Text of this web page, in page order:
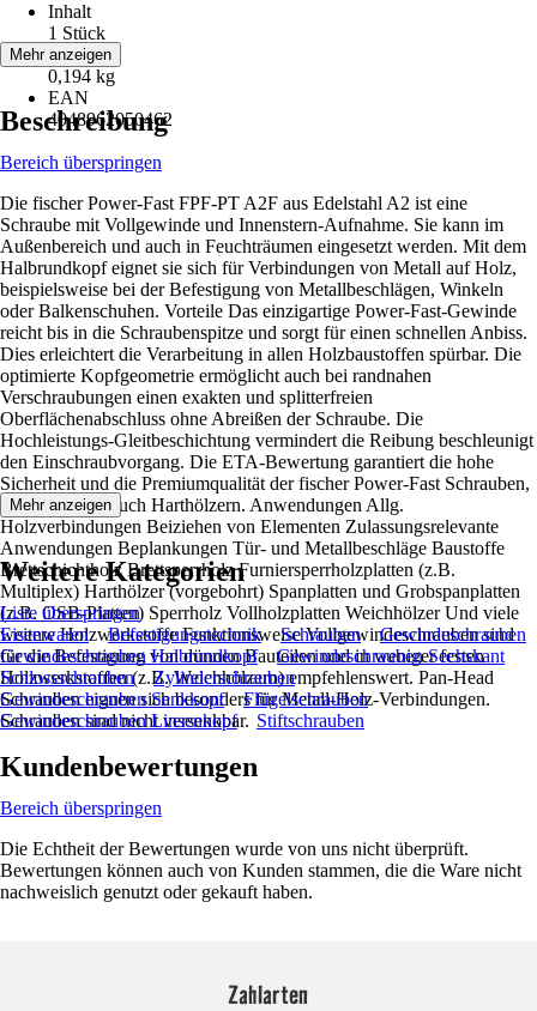
Inhalt
1 Stück
Inhalt
0,194 kg
EAN
4048962050462
Mehr anzeigen
Beschreibung
Bereich überspringen
Die fischer Power-Fast FPF-PT A2F aus Edelstahl A2 ist eine
Schraube mit Vollgewinde und Innenstern-Aufnahme. Sie kann im
Außenbereich und auch in Feuchträumen eingesetzt werden. Mit dem
Halbrundkopf eignet sie sich für Verbindungen von Metall auf Holz,
beispielsweise bei der Befestigung von Metallbeschlägen, Winkeln
oder Balkenschuhen. Vorteile Das einzigartige Power-Fast-Gewinde
reicht bis in die Schraubenspitze und sorgt für einen schnellen Anbiss.
Dies erleichtert die Verarbeitung in allen Holzbaustoffen spürbar. Die
optimierte Kopfgeometrie ermöglicht auch bei randnahen
Verschraubungen einen exakten und splitterfreien
Oberflächenabschluss ohne Abreißen der Schraube. Die
Hochleistungs-Gleitbeschichtung vermindert die Reibung beschleunigt
den Einschraubvorgang. Die ETA-Bewertung garantiert die hohe
Sicherheit und die Premiumqualität der fischer Power-Fast Schrauben,
in Weich- wie auch Harthölzern. Anwendungen Allg.
Holzverbindungen Beiziehen von Elementen Zulassungsrelevante
Anwendungen Beplankungen Tür- und Metallbeschläge Baustoffe
Brettschichtholz Brettsperrholz Furniersperrholzplatten (z.B.
Multiplex) Harthölzer (vorgebohrt) Spanplatten und Grobspanplatten
(z.B. OSB-Platten) Sperrholz Vollholzplatten Weichhölzer Und viele
weitere Holzwerkstoffe Funktionsweise Vollgewindeschrauben sind
für die Befestigung von dünnen Bauteilen und in weniger festen
Holzwerkstoffen (z.B. Weichhölzern) empfehlenswert. Pan-Head
Schrauben eignen sich besonders für Metall-Holz-Verbindungen.
Schrauben sind nicht versenkbar.
Mehr anzeigen
Weitere Kategorien
Liste überspringen
Eisenwaren
Befestigungstechnik Schrauben
Gewindeschrauben
Gewindeschrauben Halbrundkopf
Gewindeschrauben Sechskant
Schlossschrauben
Zylinderschrauben
Gewindeschrauben Senkkopf
Flügelschrauben
Gewindeschrauben Linsenkopf
Stiftschrauben
Kundenbewertungen
Bereich überspringen
Die Echtheit der Bewertungen wurde von uns nicht überprüft.
Bewertungen können auch von Kunden stammen, die die Ware nicht
nachweislich genutzt oder gekauft haben.
Zahlarten